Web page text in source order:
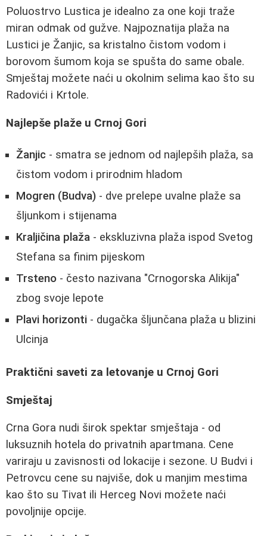
Poluostrvo Lustica je idealno za one koji traže
miran odmak od gužve. Najpoznatija plaža na
Lustici je Žanjic, sa kristalno čistom vodom i
borovom šumom koja se spušta do same obale.
Smještaj možete naći u okolnim selima kao što su
Radovići i Krtole.
Najlepše plaže u Crnoj Gori
Žanjic - smatra se jednom od najlepših plaža, sa
čistom vodom i prirodnim hladom
Mogren (Budva) - dve prelepe uvalne plaže sa
šljunkom i stijenama
Kraljičina plaža - ekskluzivna plaža ispod Svetog
Stefana sa finim pijeskom
Trsteno - često nazivana "Crnogorska Alikija"
zbog svoje lepote
Plavi horizonti - dugačka šljunčana plaža u blizini
Ulcinja
Praktični saveti za letovanje u Crnoj Gori
Smještaj
Crna Gora nudi širok spektar smještaja - od
luksuznih hotela do privatnih apartmana. Cene
variraju u zavisnosti od lokacije i sezone. U Budvi i
Petrovcu cene su najviše, dok u manjim mestima
kao što su Tivat ili Herceg Novi možete naći
povoljnije opcije.